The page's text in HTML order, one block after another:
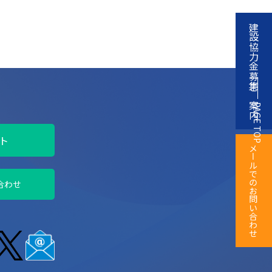
建設協力金募集ご案内
メールでのお問い合わせ
PAGE TOP
わせ